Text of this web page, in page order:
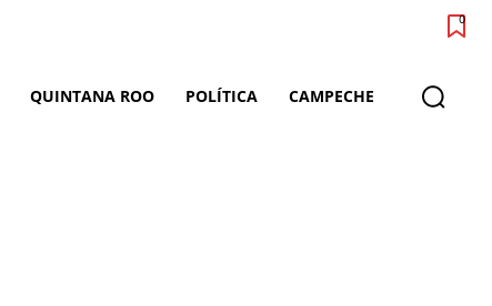
0
QUINTANA ROO POLÍTICA CAMPECHE